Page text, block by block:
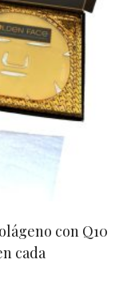
con Q10
cada